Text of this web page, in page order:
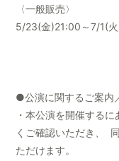
〈一般販売〉
5/23(金)21:00～7/1(
●公演に関するご案内
・本公演を開催する
くご確認いただき、
ただけます。